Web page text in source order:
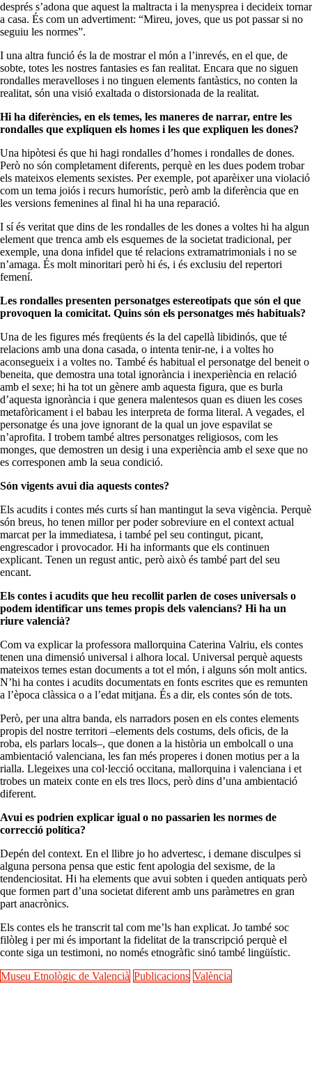
després s’adona que aquest la maltracta i la menysprea i decideix tornar
a casa. És com un advertiment: “Mireu, joves, que us pot passar si no
seguiu les normes”.
I una altra funció és la de mostrar el món a l’inrevés, en el que, de
sobte, totes les nostres fantasies es fan realitat. Encara que no siguen
rondalles meravelloses i no tinguen elements fantàstics, no conten la
realitat, són una visió exaltada o distorsionada de la realitat.
Hi ha diferències, en els temes, les maneres de narrar, entre les
rondalles que expliquen els homes i les que expliquen les dones?
Una hipòtesi és que hi hagi rondalles d’homes i rondalles de dones.
Però no són completament diferents, perquè en les dues podem trobar
els mateixos elements sexistes. Per exemple, pot aparèixer una violació
com un tema joiós i recurs humorístic, però amb la diferència que en
les versions femenines al final hi ha una reparació.
I sí és veritat que dins de les rondalles de les dones a voltes hi ha algun
element que trenca amb els esquemes de la societat tradicional, per
exemple, una dona infidel que té relacions extramatrimonials i no se
n’amaga. És molt minoritari però hi és, i és exclusiu del repertori
femení.
Les rondalles presenten personatges estereotipats que són el que
provoquen la comicitat. Quins són els personatges més habituals?
Una de les figures més freqüents és la del capellà libidinós, que té
relacions amb una dona casada, o intenta tenir-ne, i a voltes ho
aconsegueix i a voltes no. També és habitual el personatge del beneit o
beneita, que demostra una total ignorància i inexperiència en relació
amb el sexe; hi ha tot un gènere amb aquesta figura, que es burla
d’aquesta ignorància i que genera malentesos quan es diuen les coses
metafòricament i el babau les interpreta de forma literal. A vegades, el
personatge és una jove ignorant de la qual un jove espavilat se
n’aprofita. I trobem també altres personatges religiosos, com les
monges, que demostren un desig i una experiència amb el sexe que no
es corresponen amb la seua condició.
Són vigents avui dia aquests contes?
Els acudits i contes més curts sí han mantingut la seva vigència. Perquè
són breus, ho tenen millor per poder sobreviure en el context actual
marcat per la immediatesa, i també pel seu contingut, picant,
engrescador i provocador. Hi ha informants que els continuen
explicant. Tenen un regust antic, però això és també part del seu
encant.
Els contes i acudits que heu recollit parlen de coses universals o
podem identificar uns temes propis dels valencians? Hi ha un
riure valencià?
Com va explicar la professora mallorquina Caterina Valriu, els contes
tenen una dimensió universal i alhora local. Universal perquè aquests
mateixos temes estan documents a tot el món, i alguns són molt antics.
N’hi ha contes i acudits documentats en fonts escrites que es remunten
a l’època clàssica o a l’edat mitjana. És a dir, els contes són de tots.
Però, per una altra banda, els narradors posen en els contes elements
propis del nostre territori –elements dels costums, dels oficis, de la
roba, els parlars locals–, que donen a la història un embolcall o una
ambientació valenciana, les fan més properes i donen motius per a la
rialla. Llegeixes una col·lecció occitana, mallorquina i valenciana i et
trobes un mateix conte en els tres llocs, però dins d’una ambientació
diferent.
Avui es podrien explicar igual o no passarien les normes de
correcció política?
Depén del context. En el llibre jo ho advertesc, i demane disculpes si
alguna persona pensa que estic fent apologia del sexisme, de la
tendenciositat. Hi ha elements que avui sobten i queden antiquats però
que formen part d’una societat diferent amb uns paràmetres en gran
part anacrònics.
Els contes els he transcrit tal com me’ls han explicat. Jo també soc
filòleg i per mi és important la fidelitat de la transcripció perquè el
conte siga un testimoni, no només etnogràfic sinó també lingüístic.
Museu Etnològic de Valencià Publicacions València